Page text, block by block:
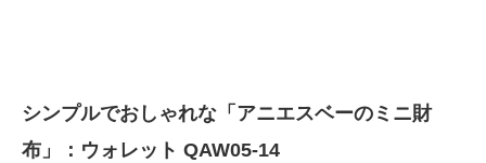
シンプルでおしゃれな「アニエスベーのミニ財
布」：ウォレット QAW05-14